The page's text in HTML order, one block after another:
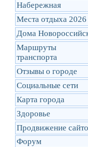
Набережная
Места отдыха 2026
Дома
Маршруты
транcпорта
Отзывы о городе
Социальные сети
Карта города
Здоровье
Продвижение
Форум